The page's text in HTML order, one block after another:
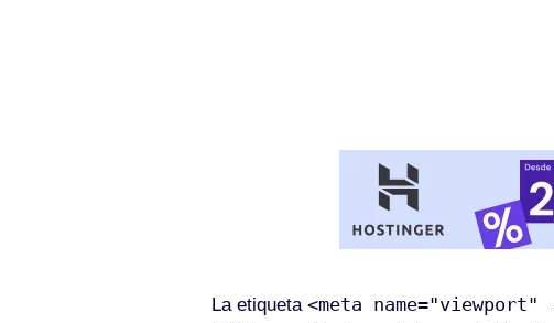
La etiqueta <meta